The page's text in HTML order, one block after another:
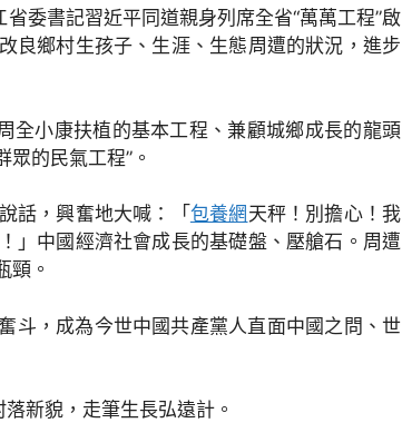
書記習近平同道親身列席全省“萬萬工程”啟
良鄉村生孩子、生涯、生態周遭的狀況，進步
小康扶植的基本工程、兼顧城鄉成長的龍頭
的民氣工程”。
，興奮地大喊：「 包養網 天秤！別擔心！我
」中國經濟社會成長的基礎盤、壓艙石。周遭
頸。
，成為今世中國共產黨人直面中國之問、世
新貌，走筆生長弘遠計。